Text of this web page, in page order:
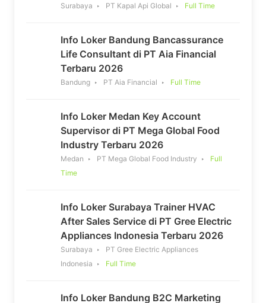
Surabaya PT Kapal Api Global Full Time
Info Loker Bandung Bancassurance
Life Consultant di PT Aia Financial
Terbaru 2026
Bandung PT Aia Financial Full Time
Info Loker Medan Key Account
Supervisor di PT Mega Global Food
Industry Terbaru 2026
Medan PT Mega Global Food Industry
Full
Time
Info Loker Surabaya Trainer HVAC
After Sales Service di PT Gree Electric
Appliances Indonesia Terbaru 2026
Surabaya
PT Gree Electric Appliances
Indonesia
Full Time
Info Loker Bandung B2C Marketing